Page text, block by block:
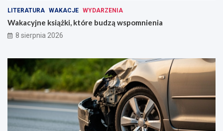
e
b
u
d
ą
w
s
p
o
m
n
i
r
z
a
s
ę
z
m
o
t
o
c
y
LITERATURA WAKACJE WYDARZENIA
Wakacyjne książki, które budzą wspomnienia
8 sierpnia 2026